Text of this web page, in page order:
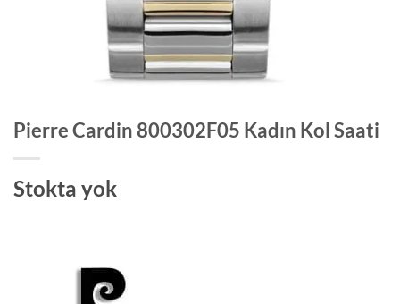
Pierre Cardin 800302F05 Kadın Kol Saati
Stokta yok